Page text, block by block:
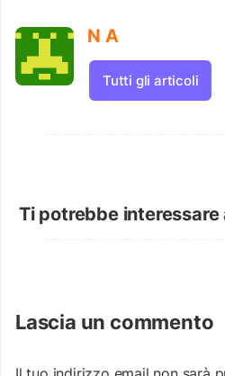
N A
Tutti gli articoli
Ti potrebbe interessare
Lascia un commento